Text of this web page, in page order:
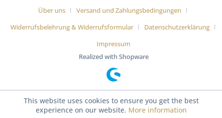
Über uns
Versand und Zahlungsbedingungen
Widerrufsbelehrung & Widerrufsformular
Datenschutzerklärung
Impressum
Realized with Shopware
This website uses cookies to ensure you get the best
experience on our website. More information